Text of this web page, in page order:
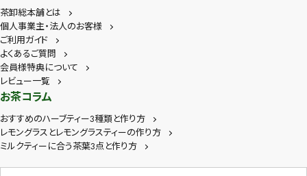
茶卸総本舗とは
個人事業主・法人のお客様
ご利用ガイド
よくあるご質問
会員様特典について
レビュー一覧
お茶コラム
おすすめのハーブティー3種類と作り方
レモングラスとレモングラスティーの作り方
ミルクティーに合う茶葉3点と作り方